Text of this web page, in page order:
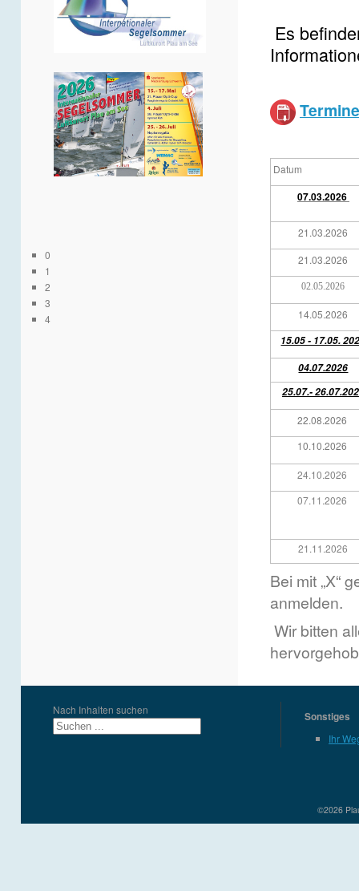
0
1
2
3
4
Es
Datum
07.03.2026
21.03.2026
21.03.2026
02.05.2026
14.05.2026
15.05 - 17.05.
04.07.2026
25.07.-
22.08.2026
10.10.2026
24.10.2026
07.11.2026
21.11.2026
Bei mit „X“
anmelden.
Wir bitten
Nach Inhalten suchen Sonstiges
Ihr
©2026